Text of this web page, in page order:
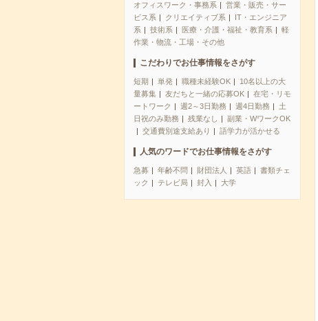
オフィスワーク・事務系
営業・販売・サー
ビス系
クリエイティブ系
IT・エンジニア
系
技術系 医療・介護・福祉・教育系
軽
作業・物流・工場・その他
こだわりでお仕事情報をさがす
短期 単発 職種未経験OK
10名以上の大
量募集
友だちと一緒の応募OK
在宅・リモ
ートワーク
週2～3日勤務 週4日勤務
土
日祝のみ勤務
残業なし
副業・WワークOK
交通費別途支給あり
語学力が活かせる
人気のワードでお仕事情報をさがす
急募 年齢不問 財団法人 英語
書類チェ
ック
テレビ局 封入 大学